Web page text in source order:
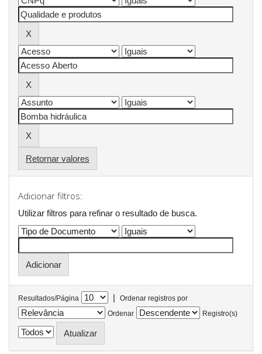
Retornar valores
Adicionar filtros:
Utilizar filtros para refinar o resultado de busca.
Resultados/Página |
Ordenar registros por
Ordenar
Registro(s)